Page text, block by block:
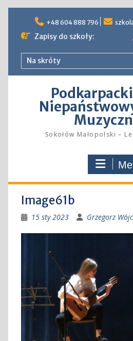
content
+48 604 888 796
Zapisy do szkoły:
Na skróty
Sokołów Małopolski –
Image61b
15 sty 2023 Grzegorz